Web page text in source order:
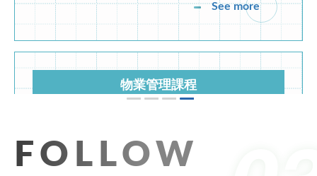
2021-09-23 期刊發佈
第196期台灣物業網報發刊囉
2021-09-23 期刊發佈
See more
市區道路無障礙設計講習
FOLLOW